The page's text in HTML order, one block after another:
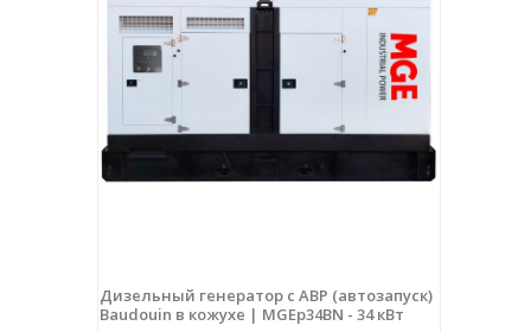
Дизельный генератор с АВР (автозапуск)
Baudouin в кожухе | MGEp34BN - 34 кВт